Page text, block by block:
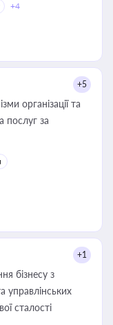
+4
+5
організації та
послуг за
+1
бізнесу з
управлінських
сталості